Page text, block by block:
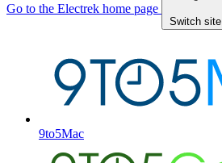
Go to the Electrek home page
Switch site
9to5Mac